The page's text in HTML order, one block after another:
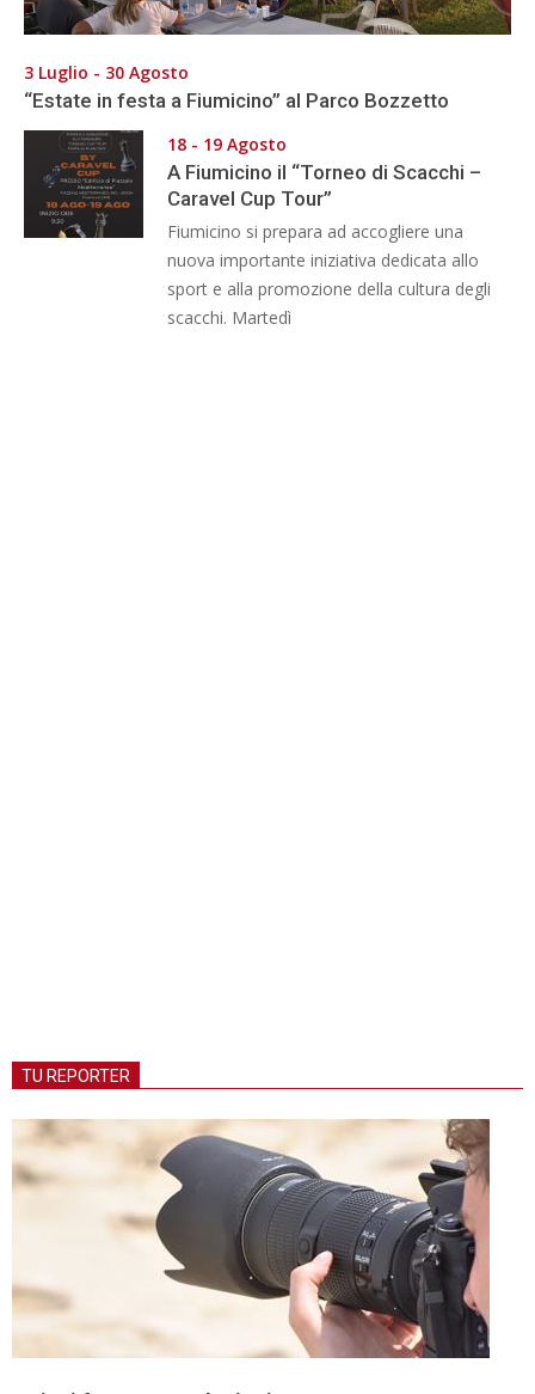
3 Luglio - 30 Agosto
“Estate in festa a Fiumicino” al Parco Bozzetto
18 - 19 Agosto
A Fiumicino il “Torneo di Scacchi –
Caravel Cup Tour”
Fiumicino si prepara ad accogliere una
nuova importante iniziativa dedicata allo
sport e alla promozione della cultura degli
scacchi. Martedì
TU REPORTER